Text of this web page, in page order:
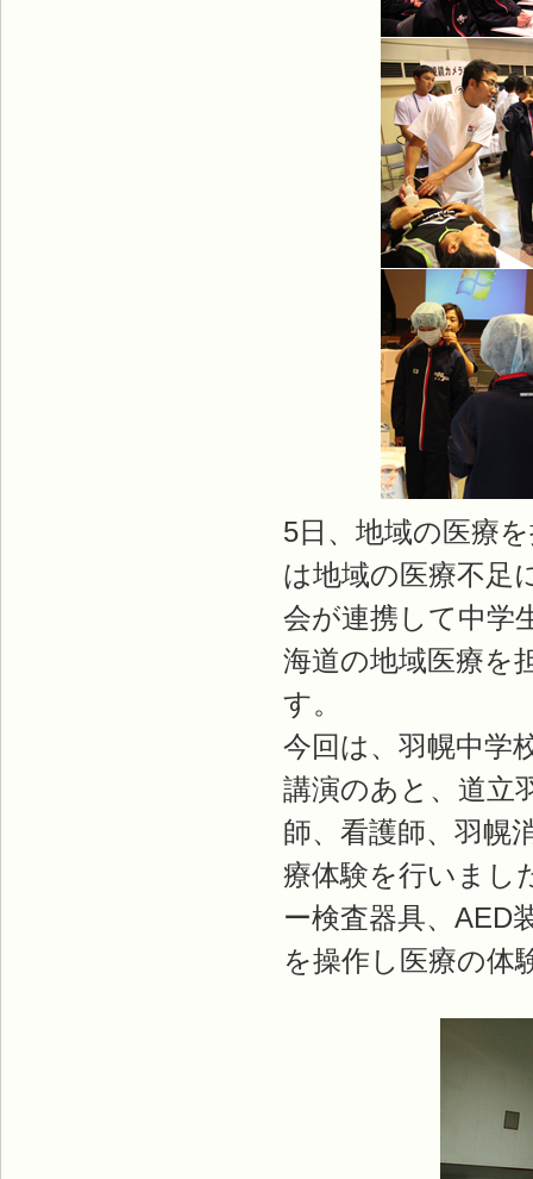
5日、地域の医療
は地域の医療不足
会が連携して中学
海道の地域医療を
す。
今回は、羽幌中学
講演のあと、道立
師、看護師、羽幌
療体験を行いまし
ー検査器具、AED
を操作し医療の体